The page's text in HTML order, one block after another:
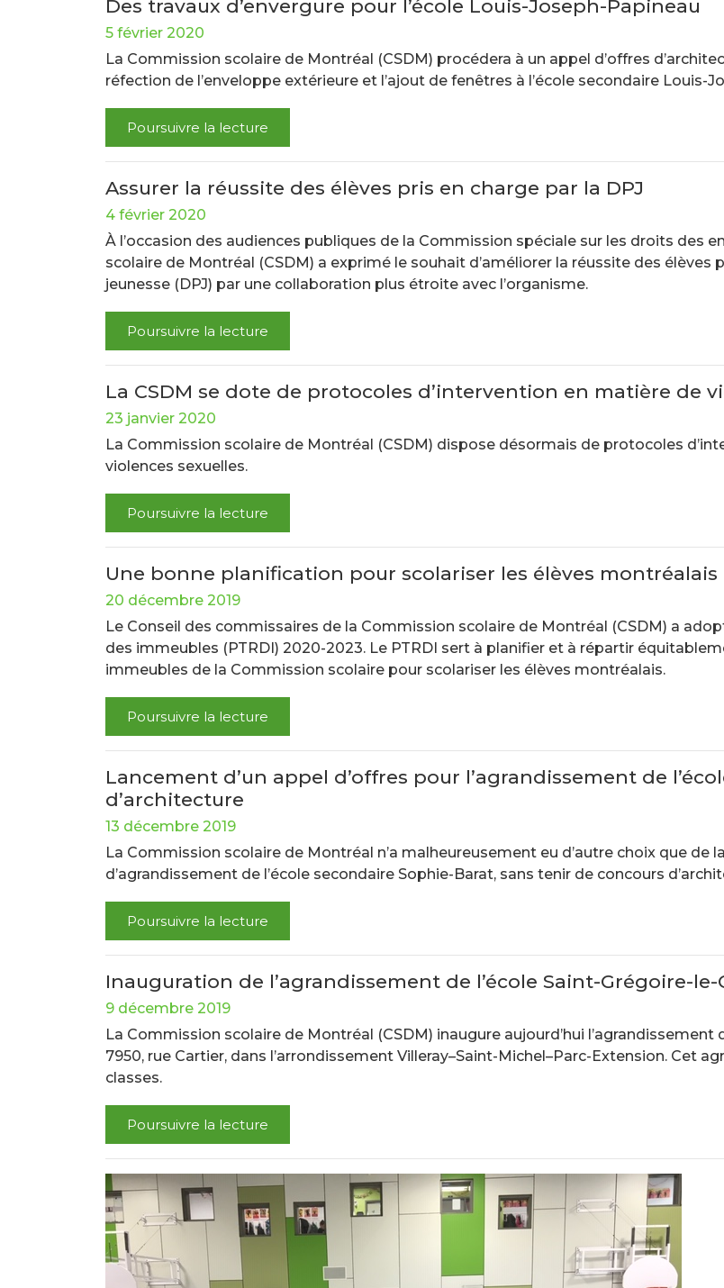
Des travaux d’envergure pour l’école Louis-Joseph-Papineau
5 février 2020
La Commission scolaire de Montréal (CSDM) procédera à un appel d’offres
réfection de l’enveloppe extérieure et l’ajout de fenêtres à l’école secondaire Louis-
Poursuivre la lecture
Assurer la réussite des élèves pris en charge par la DPJ
4 février 2020
À l’occasion des audiences publiques de la Commission spéciale sur les droits des
scolaire de Montréal (CSDM) a exprimé le souhait d’améliorer la réussite des
jeunesse (DPJ) par une collaboration plus étroite avec l’organisme.
Poursuivre la lecture
La CSDM se dote de protocoles d’intervention en matière de
23 janvier 2020
La Commission scolaire de Montréal (CSDM) dispose désormais de protocoles
violences sexuelles.
Poursuivre la lecture
Une bonne planification pour scolariser les élèves montréalais
20 décembre 2019
Le Conseil des commissaires de la Commission scolaire de Montréal (CSDM) a
des immeubles (PTRDI) 2020-2023. Le PTRDI sert à planifier et à répartir
immeubles de la Commission scolaire pour scolariser les élèves montréalais.
Poursuivre la lecture
Lancement d’un appel d’offres pour l’agrandissement de
d’architecture
13 décembre 2019
La Commission scolaire de Montréal n’a malheureusement eu d’autre choix que de
d’agrandissement de l’école secondaire Sophie-Barat, sans tenir de concours
Poursuivre la lecture
Inauguration de l’agrandissement de l’école Saint-Grégoire-le-
9 décembre 2019
La Commission scolaire de Montréal (CSDM) inaugure aujourd’hui l’agrandissement
7950, rue Cartier, dans l’arrondissement Villeray–Saint-Michel–Parc-Extension. Cet
classes.
Poursuivre la lecture